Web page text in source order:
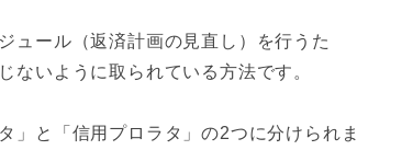
ュール（返済計画の見直し）を行うた
ないように取られている方法です。
」と「信用プロラタ」の2つに分けられま